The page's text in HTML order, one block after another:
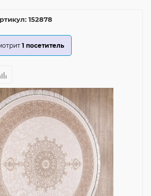
152878
1 посетитель